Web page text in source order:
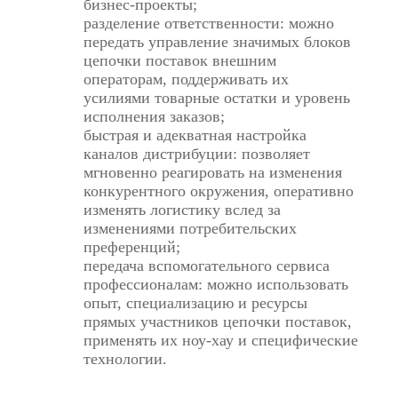
бизнес-проекты;
разделение ответственности: можно
передать управление значимых блоков
цепочки поставок внешним
операторам, поддерживать их
усилиями товарные остатки и уровень
исполнения заказов;
быстрая и адекватная настройка
каналов дистрибуции: позволяет
мгновенно реагировать на изменения
конкурентного окружения, оперативно
изменять логистику вслед за
изменениями потребительских
преференций;
передача вспомогательного сервиса
профессионалам: можно использовать
опыт, специализацию и ресурсы
прямых участников цепочки поставок,
применять их ноу-хау и специфические
технологии.